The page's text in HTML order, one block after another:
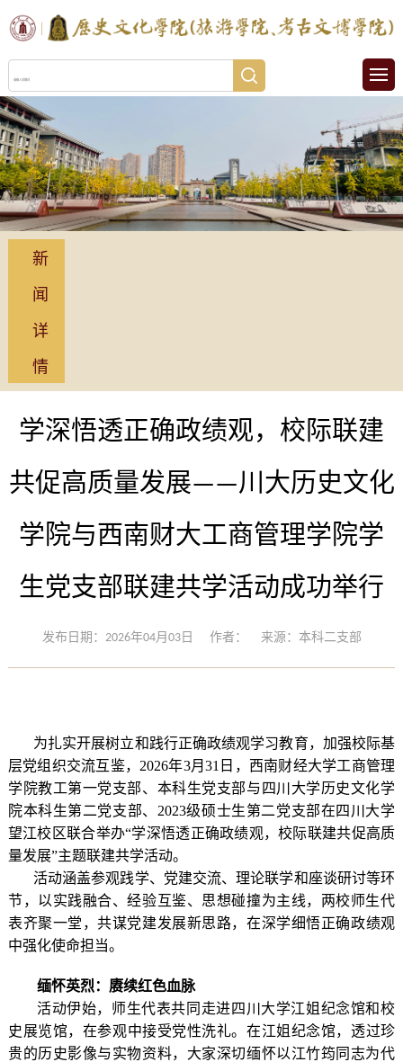
新
闻
详
情
学深悟透正确政绩观，校际联建
共促高质量发展——川大历史文化
学院与西南财大工商管理学院学
生党支部联建共学活动成功举行
发布日期：2026年04月03日 作者： 来源：本科二支部
为扎实开展树立和践行正确政绩观学习教育， 加强校际基
层党组织交流互鉴，2026年3月31日，西南财经大学工商管理
学院教工第一党支部、本科生党支部与四川大学历史文化学
院本科生第二党支部、2023级硕士生第二党支部在四川大学
望江校区联合举办“学深悟透正确政绩观，校际联建共促高质
量发展”主题联建共学活动。
活动涵盖参观践学、党建交流、理论联学和座谈研讨等环
节，以实践融合、经验互鉴、思想碰撞为主线，两校师生代
表齐聚一堂，共谋党建发展新思路，在深学细悟正确政绩观
中强化使命担当。
缅怀英烈： 赓续红色血脉
活动伊始，师生代表共同 走进四川大学江姐纪念馆和校
史展览馆， 在参观中接受党性洗礼。在江姐纪念馆， 透过珍
贵的历史影像与实物资料， 大家深切缅怀以江竹筠同志为代